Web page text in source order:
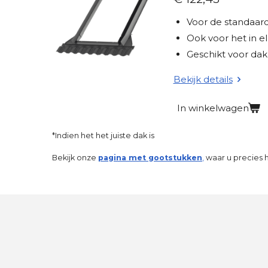
Voor de
Ook voor het in
Geschikt voor
Bekijk details
In winkelwagen
*Indien het het juiste dak is
Bekijk onze pagina met gootstukken waar u precies